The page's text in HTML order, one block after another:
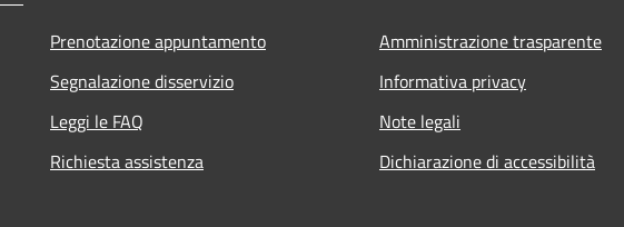
Prenotazione appuntamento
Segnalazione disservizio
Leggi le FAQ
Richiesta assistenza
Amministrazione trasparente
Informativa privacy
Note legali
Dichiarazione di accessibilità